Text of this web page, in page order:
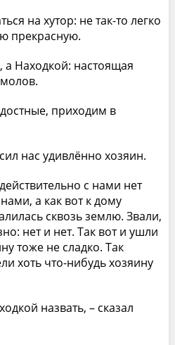
на хутор: не так-то легко
прекрасную.
а Находкой: настоящая
приходим в
нас удивлённо хозяин.
с нами нет
а как вот к дому
сквозь землю. Звали,
нет и нет. Так вот и ушли
тоже не сладко. Так
хоть что-нибудь хозяину
назвать, – сказал